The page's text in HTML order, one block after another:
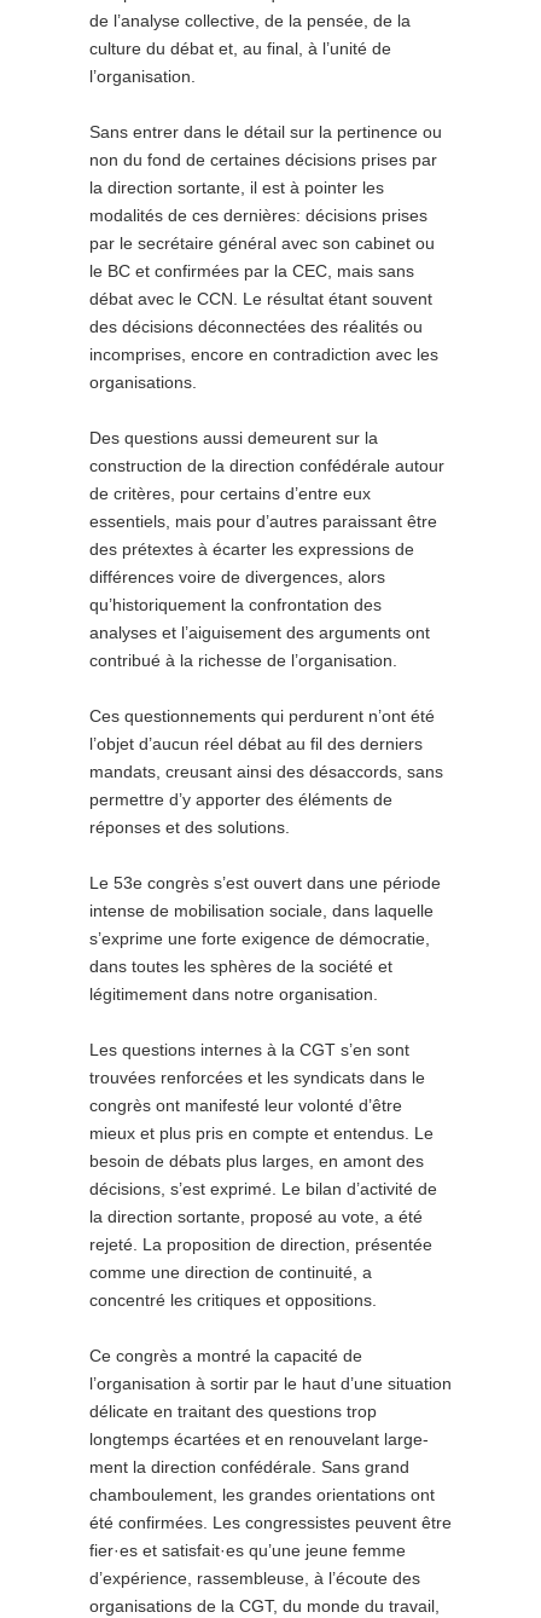
de l’analyse collective, de la pensée, de la
culture du débat et, au final, à l’unité de
l’organisation.
Sans entrer dans le détail sur la pertinence ou
non du fond de certaines décisions prises par
la direction sortante, il est à pointer les
modalités de ces dernières: décisions prises
par le secrétaire général avec son cabinet ou
le BC et confirmées par la CEC, mais sans
débat avec le CCN. Le résultat étant souvent
des décisions déconnectées des réalités ou
incomprises, encore en contradiction avec les
organisations.
Des questions aussi demeurent sur la
construction de la direction confédérale autour
de critères, pour certains d’entre eux
essentiels, mais pour d’autres paraissant être
des prétextes à écarter les expressions de
différences voire de divergences, alors
qu’historiquement la confrontation des
analyses et l’aiguisement des arguments ont
contribué à la richesse de l’organisation.
Ces questionnements qui perdurent n’ont été
l’objet d’aucun réel débat au fil des derniers
mandats, creusant ainsi des désaccords, sans
permettre d’y apporter des éléments de
réponses et des solutions.
Le 53e congrès s’est ouvert dans une période
intense de mobilisation sociale, dans laquelle
s’exprime une forte exigence de démocratie,
dans toutes les sphères de la société et
légitimement dans notre organisation.
Les questions internes à la CGT s’en sont
trouvées renforcées et les syndicats dans le
congrès ont manifesté leur volonté d’être
mieux et plus pris en compte et entendus. Le
besoin de débats plus larges, en amont des
décisions, s’est exprimé. Le bilan d’activité de
la direction sortante, proposé au vote, a été
rejeté. La proposition de direction, présentée
comme une direction de continuité, a
concentré les critiques et oppositions.
Ce congrès a montré la capacité de
l’organisation à sortir par le haut d’une situation
délicate en traitant des questions trop
longtemps écartées et en renouvelant large­
ment la direction confédérale. Sans grand
chamboulement, les grandes orientations ont
été confirmées. Les congressistes peuvent être
fier·es et satisfait·es qu’une jeune femme
d’expérience, rassembleuse, à l’écoute des
organisations de la CGT, du monde du travail,